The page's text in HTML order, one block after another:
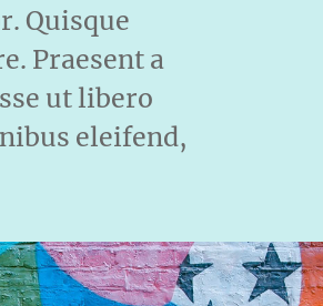
Quisque
Praesent a
ut libero
eleifend,